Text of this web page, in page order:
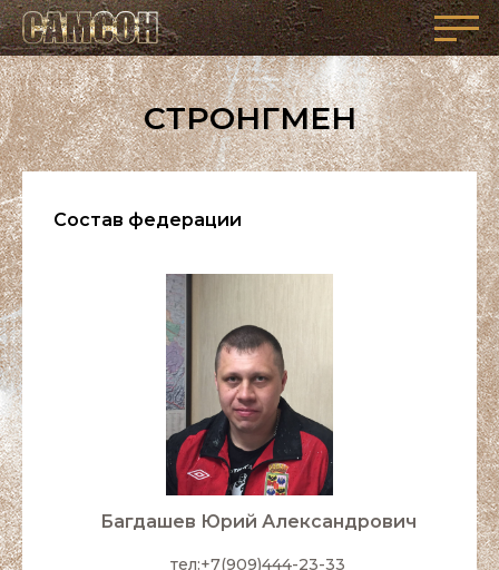
СТРОНГМЕН
Состав федерации
Багдашев Юрий Александрович
тел:+7(909)444-23-33